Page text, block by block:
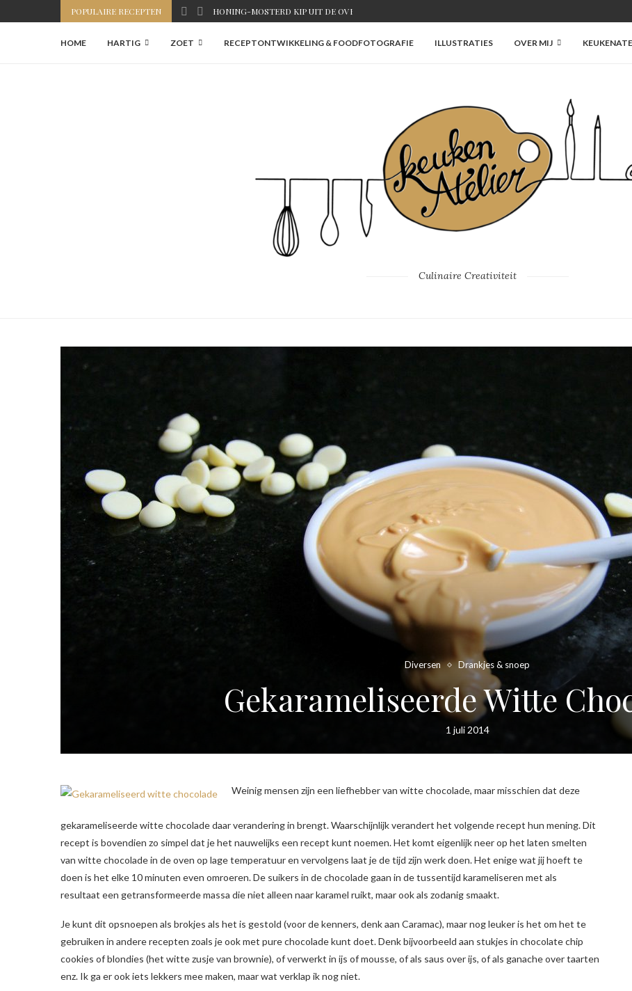
POPULAIRE RECEPTEN HONING-MOSTERD KIP UIT DE OVEN
HOME HARTIG ZOET RECEPTONTWIKKELING & FOODFOTOGRAFIE ILLUSTRATIES OVER MIJ
Culinaire Creativiteit
Diversen Drankjes & snoep
Gekarameliseerde Witte
1 juli 2014
Weinig mensen zijn een liefhebber van witte chocolade, maar misschien dat deze
gekarameliseerde witte chocolade daar verandering in brengt. Waarschijnlijk verandert het volgende recept hun mening. Dit
recept is bovendien zo simpel dat je het nauwelijks een recept kunt noemen. Het komt eigenlijk neer op het laten smelten
van witte chocolade in de oven op lage temperatuur en vervolgens laat je de tijd zijn werk doen. Het enige wat jij hoeft te
doen is het elke 10 minuten even omroeren. De suikers in de chocolade gaan in de tussentijd karameliseren met als
resultaat een getransformeerde massa die niet alleen naar karamel ruikt, maar ook als zodanig smaakt.
Je kunt dit opsnoepen als brokjes als het is gestold (voor de kenners, denk aan Caramac), maar nog leuker is het om het te
gebruiken in andere recepten zoals je ook met pure chocolade kunt doet. Denk bijvoorbeeld aan stukjes in chocolate chip
cookies of blondies (het witte zusje van brownie), of verwerkt in ijs of mousse, of als saus over ijs, of als ganache over taarten
enz. Ik ga er ook iets lekkers mee maken, maar wat verklap ik nog niet.